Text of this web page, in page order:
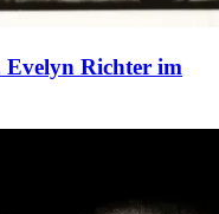
Richter im